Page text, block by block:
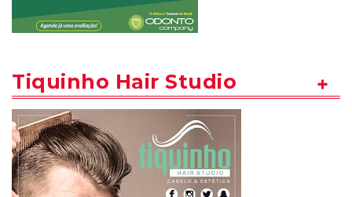
Tiquinho Hair Studio